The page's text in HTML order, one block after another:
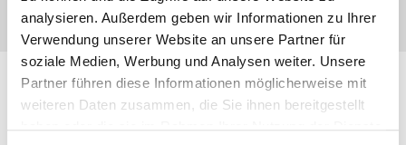
analysieren. Außerdem geben wir Informationen zu Ihrer
Verwendung unserer Website an unsere Partner für
soziale Medien, Werbung und Analysen weiter. Unsere
Partner führen diese Informationen möglicherweise mit
weiteren Daten zusammen, die Sie ihnen bereitgestellt
haben oder die sie im Rahmen Ihrer Nutzung der Dienste
Unsere Leistungen für